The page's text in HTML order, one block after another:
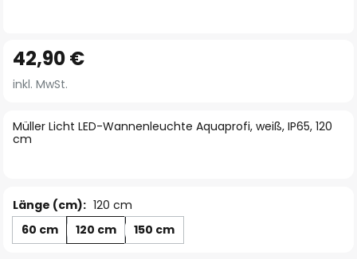
Anfang
der
springen
Müller Licht LED-Wannenleuchte Aquaprofi, weiß, IP65, 120
cm
42,90 €
inkl. MwSt.
Länge (cm): 120 cm
60 cm
120 cm 150 cm